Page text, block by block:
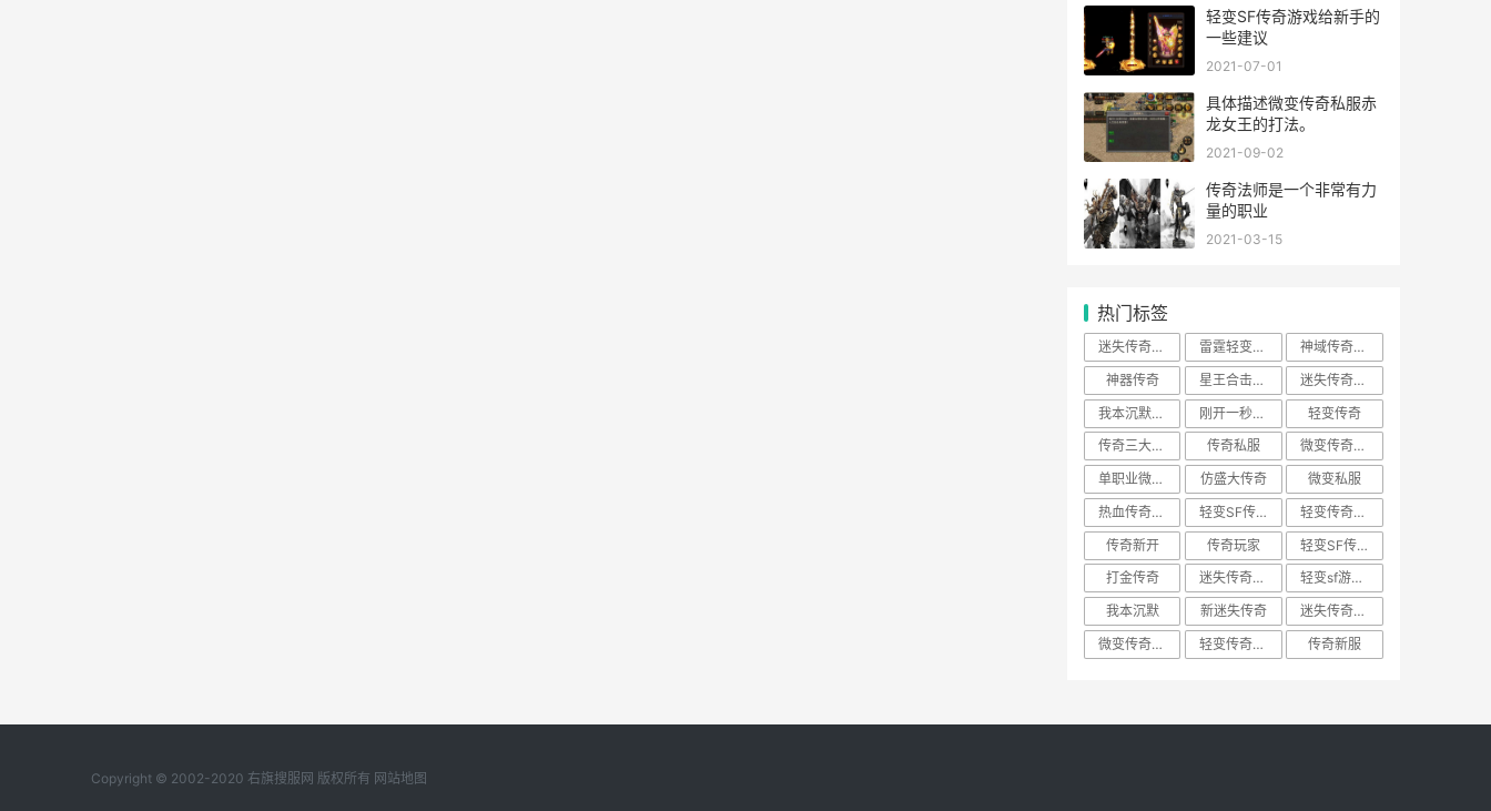
轻变SF传奇游戏给新手的
一些建议
2021-07-01
具体描述微变传奇私服赤
龙女王的打法。
2021-09-02
传奇法师是一个非常有力
量的职业
2021-03-15
热门标签
迷失传奇好私服 雷霆轻变传奇
神域传奇游戏
神器传奇
星王合击传奇
迷失传奇新服
我本沉默传奇
刚开一秒传奇
轻变传奇
传奇三大系统
传奇私服
微变传奇新服网
单职业微端传奇
仿盛大传奇
微变私服
热血传奇游戏
轻变SF传奇游戏
轻变传奇私服网站
传奇新开
传奇玩家
轻变SF传奇私服
打金传奇
迷失传奇游戏
轻变sf游戏传奇
我本沉默
新迷失传奇
迷失传奇私服游戏
微变传奇私服
轻变传奇游戏 传奇新服
Copyright © 2002-2020 右旗搜服网 版权所有 网站地图